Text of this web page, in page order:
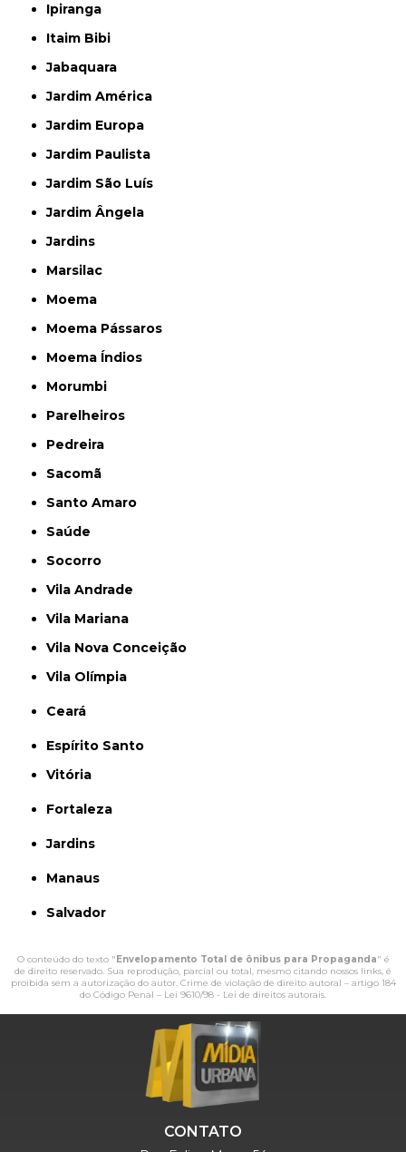
Ipiranga
Itaim Bibi
Jabaquara
Jardim América
Jardim Europa
Jardim Paulista
Jardim São Luís
Jardim Ângela
Jardins
Marsilac
Moema
Moema Pássaros
Moema Índios
Morumbi
Parelheiros
Pedreira
Sacomã
Santo Amaro
Saúde
Socorro
Vila Andrade
Vila Mariana
Vila Nova Conceição
Vila Olímpia
Ceará
Espírito Santo
Vitória
Fortaleza
Jardins
Manaus
Salvador
O conteúdo do texto " Envelopamento Total de ônibus para Propaganda" é
de direito reservado. Sua reprodução, parcial ou total, mesmo citando nossos links, é
proibida sem a autorização do autor. Crime de violação de direito autoral – artigo 184
do Código Penal – Lei 9610/98 - Lei de direitos autorais.
CONTATO